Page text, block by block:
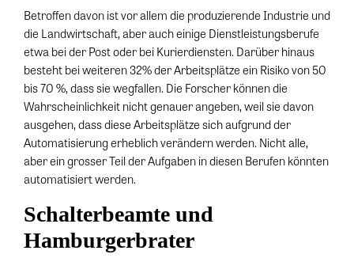
Betroffen davon ist vor allem die produzierende Industrie und
die Landwirtschaft, aber auch einige Dienstleistungsberufe
etwa bei der Post oder bei Kurierdiensten. Darüber hinaus
besteht bei weiteren 32% der Arbeitsplätze ein Risiko von 50
bis 70 %, dass sie wegfallen. Die Forscher können die
Wahrscheinlichkeit nicht genauer angeben, weil sie davon
ausgehen, dass diese Arbeitsplätze sich aufgrund der
Automatisierung erheblich verändern werden. Nicht alle,
aber ein grosser Teil der Aufgaben in diesen Berufen könnten
automatisiert werden.
Schalterbeamte und
Hamburgerbrater